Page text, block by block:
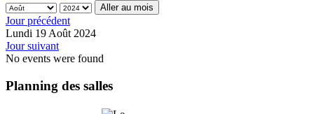
Aller au mois
Jour précédent
Lundi 19 Août 2024
Jour suivant
No events were found
Planning des salles